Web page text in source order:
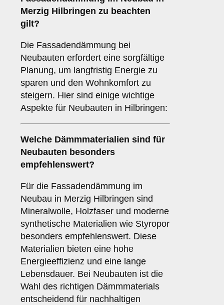
Merzig Hilbringen zu beachten
gilt?
Die Fassadendämmung bei
Neubauten erfordert eine sorgfältige
Planung, um langfristig Energie zu
sparen und den Wohnkomfort zu
steigern. Hier sind einige wichtige
Aspekte für Neubauten in Hilbringen:
Welche Dämmmaterialien sind für
Neubauten besonders
empfehlenswert?
Für die Fassadendämmung im
Neubau in Merzig Hilbringen sind
Mineralwolle, Holzfaser und moderne
synthetische Materialien wie Styropor
besonders empfehlenswert. Diese
Materialien bieten eine hohe
Energieeffizienz und eine lange
Lebensdauer. Bei Neubauten ist die
Wahl des richtigen Dämmmaterials
entscheidend für nachhaltigen